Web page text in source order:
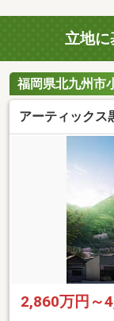
立地に
福岡県北九州市
アーティック
2,860万円～